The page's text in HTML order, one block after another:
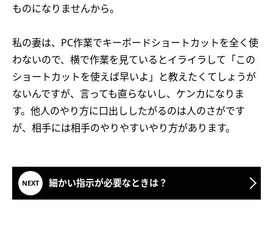
ものになりませんから。
私の妻は、PC作業でキーボードショートカットを全く使
わないので、横で作業を見ているとイライラして「この
ショートカットを使えば早いよ」と教えたくてしょうが
ないんですが、言っても直らないし、ケンカになりま
す。他人のやり方に口出ししたがるのは人のさがです
が、相手には相手のやりやすいやり方があります。
細かい指示が必要なときは？